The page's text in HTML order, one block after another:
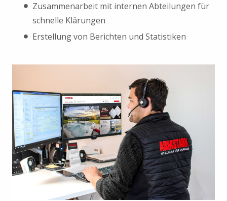
Zusammenarbeit mit internen Abteilungen für
schnelle Klärungen
Erstellung von Berichten und Statistiken